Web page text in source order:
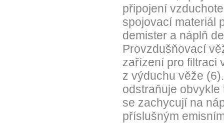
připojení
spojovací materiál
demister a náplň
Provzdušňovací
zařízení pro filtraci
z výduchu věže
odstraňuje
se zachycují na
příslušným